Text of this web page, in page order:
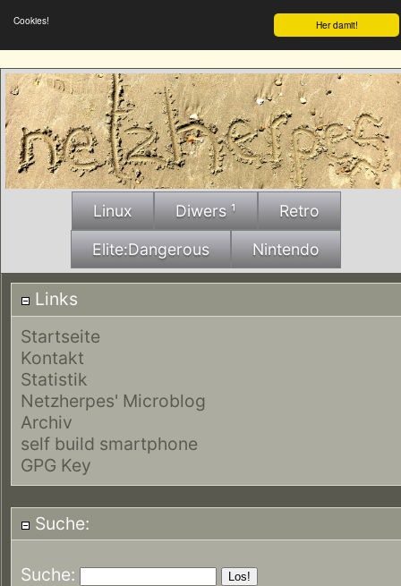
Her damit!
Cookies!
Linux Diwers ¹ Retro
Elite:Dangerous Nintendo
Links
Startseite
Kontakt
Statistik
Netzherpes' Microblog
Archiv
self build smartphone
GPG Key
Suche:
Suche: